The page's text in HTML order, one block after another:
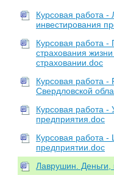
Курсовая работа -
инвестирования
Курсовая работа -
страхования
страховании.doc
Курсовая работа -
Свердловской
Курсовая работа -
предприятия.doc
Курсовая работа -
предприятии.doc
Лаврушин. Деньги,